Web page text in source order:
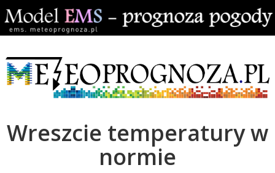
Wreszcie temperatury w
normie